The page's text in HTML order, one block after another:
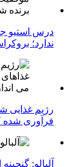
درس استیو
ندارد؛
رژیم غذایی
فرآوری شده
آلبالو: